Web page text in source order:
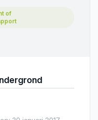
of